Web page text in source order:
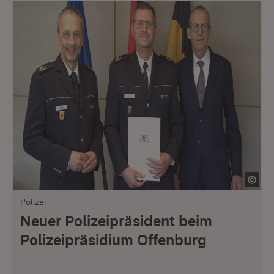
Polizei
Neuer Polizeipräsident beim
Polizeipräsidium Offenburg